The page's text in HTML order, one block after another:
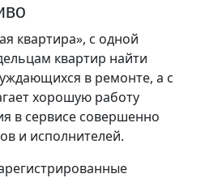
квартира», с одной
квартир найти
в ремонте, а с
хорошую работу
в сервисе совершенно
и исполнителей.